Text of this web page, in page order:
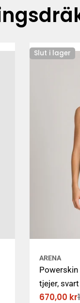
Slut i lager
ARENA
tjejer, svart
670,00 kr
Ordinarie